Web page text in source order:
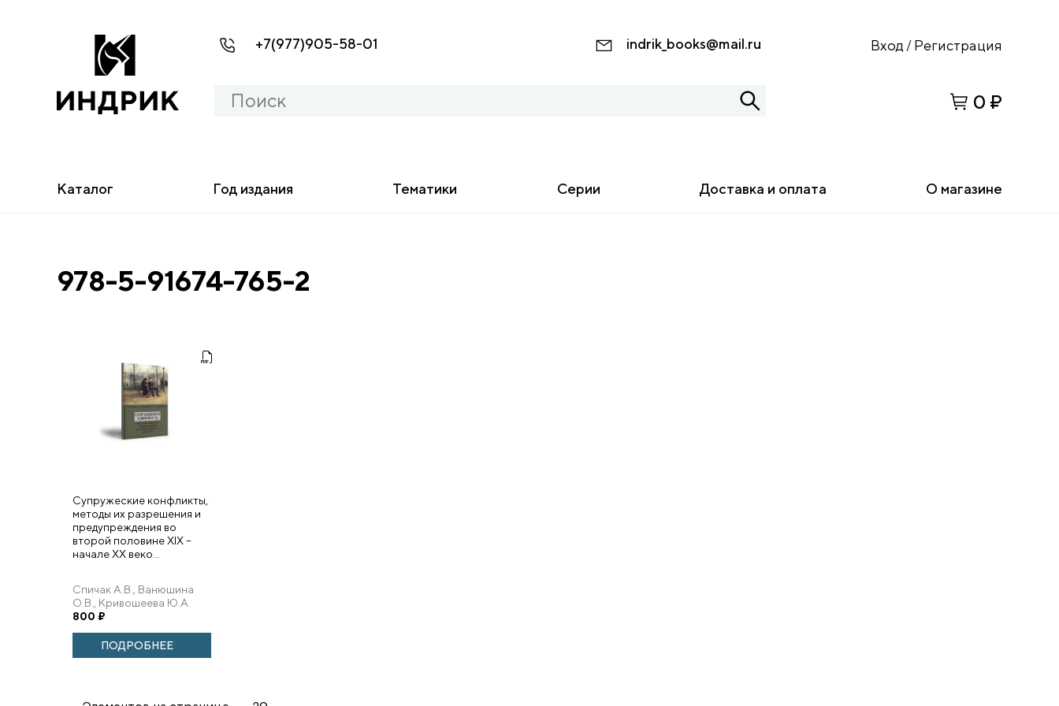
+7(977)905-58-01 indrik_books@mail.ru Вход / Регистрация
0 ₽
Каталог Год издания Тематики Серии Доставка и оплата О магазине
978-5-91674-765-2
Супружеские конфликты,
методы их разрешения и
предупреждения во
второй половине XIX –
начале XX веко...
Спичак А.В., Ванюшина
О.В., Кривошеева Ю.А.
800 ₽
ПОДРОБНЕЕ